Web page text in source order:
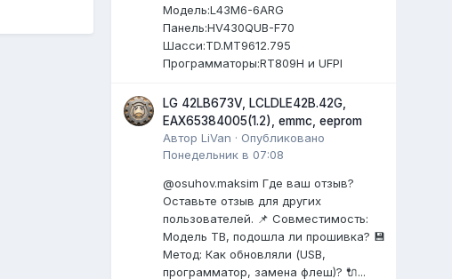
Модель:L43M6-6ARG
Панель:HV430QUB-F70
Шасси:TD.MT9612.795
Программаторы:RT809H и UFPI
LG 42LB673V, LCLDLE42B.42G,
EAX65384005(1.2), emmc, eeprom
АвторLiVan · Опубликовано
Понедельник в 07:08
@osuhov.maksim Где ваш отзыв?
Оставьте отзыв для других
пользователей. 📌 Совместимость:
Модель ТВ, подошла ли прошивка? 💾
Метод: Как обновляли (USB,
программатор, замена флеш)? 🔌...